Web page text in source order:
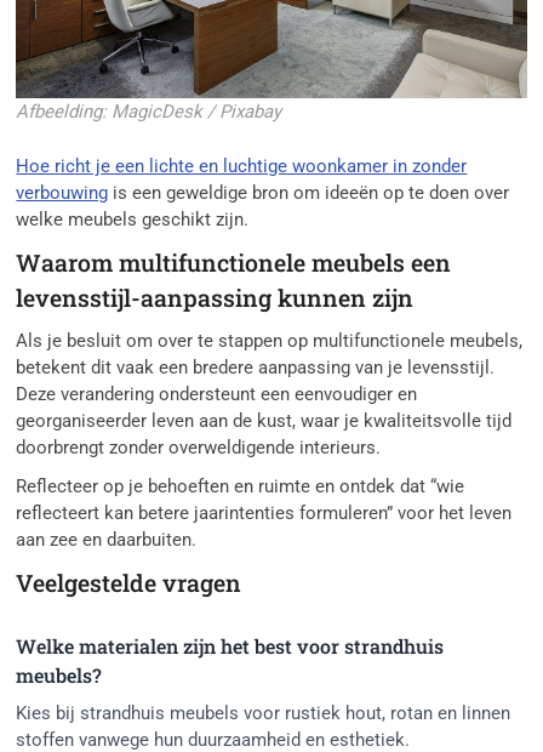
Afbeelding: MagicDesk / Pixabay
Hoe richt je een lichte en luchtige woonkamer in zonder
verbouwing is een geweldige bron om ideeën op te doen over
welke meubels geschikt zijn.
Waarom multifunctionele meubels een
levensstijl-aanpassing kunnen zijn
Als je besluit om over te stappen op multifunctionele meubels,
betekent dit vaak een bredere aanpassing van je levensstijl.
Deze verandering ondersteunt een eenvoudiger en
georganiseerder leven aan de kust, waar je kwaliteitsvolle tijd
doorbrengt zonder overweldigende interieurs.
Reflecteer op je behoeften en ruimte en ontdek dat “wie
reflecteert kan betere jaarintenties formuleren” voor het leven
aan zee en daarbuiten.
Veelgestelde vragen
Welke materialen zijn het best voor strandhuis
meubels?
Kies bij strandhuis meubels voor rustiek hout, rotan en linnen
stoffen vanwege hun duurzaamheid en esthetiek.